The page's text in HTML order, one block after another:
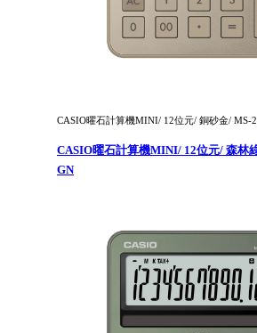
CASIO曜石計算機MINI/ 12位元/ 銅砂金/ MS-
CASIO曜石計算機MINI/ 12位元/ 森林
GN